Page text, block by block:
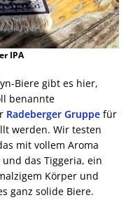
IPA
Biere gibt es hier,
benannte
Radeberger Gruppe für
werden. Wir testen
mit vollem Aroma
das Tiggeria, ein
Körper und
ganz solide Biere.